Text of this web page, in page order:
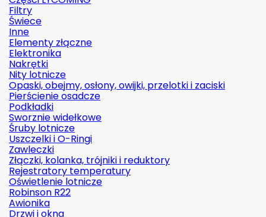
Filtry
Świece
Inne
Elementy złączne
Elektronika
Nakrętki
Nity lotnicze
Opaski, obejmy, osłony, owijki, przelotki i zaciski
Pierścienie osadcze
Podkładki
Sworznie widełkowe
Śruby lotnicze
Uszczelki i O-Ringi
Zawleczki
Złączki, kolanka, trójniki i reduktory
Rejestratory temperatury
Oświetlenie lotnicze
Robinson R22
Awionika
Drzwi i okna